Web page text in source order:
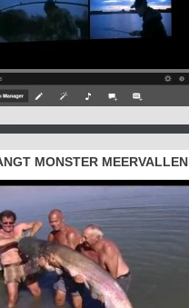
MONSTER MEERVALLEN